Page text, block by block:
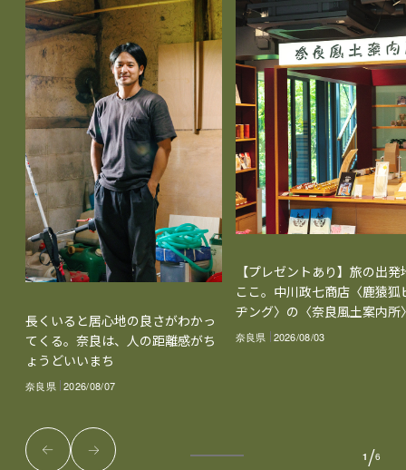
長くいると居心地の良さがわかっ
てくる。奈良は、人の距離感がち
ょうどいいまち
奈良県 2026/08/07
【プレゼントあり】旅の出発
ここ。中川政七商店〈鹿猿狐
ヂング〉の〈奈良風土案内所
奈良県 2026/08/03
1 /6